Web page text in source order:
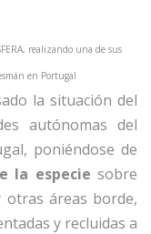
realizando una de sus
en Portugal
la situación del
autónomas del
poniéndose de
la especie sobre
otras áreas borde,
y recluidas a